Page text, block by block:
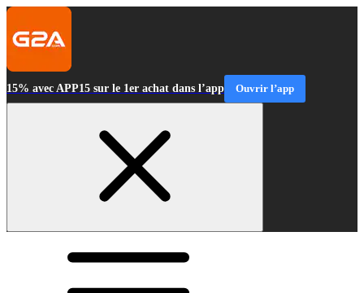
15% avec APP15 sur le 1er achat dans l’app Ouvrir l’app